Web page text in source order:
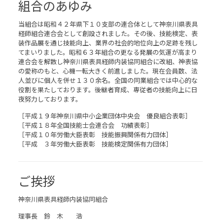
組合のあゆみ
当組合は昭和４２年県下１０支部の連合体として神奈川県表具
経師組合連合会として創設されました。その後、技能検定、表
装作品展を通じ技能向上、業界の社会的地位向上の足跡を残し
てまいりました。昭和６３年組合の更なる発展の気運が高まり
連合会を解散し神奈川県表具経師内装協同組合に改組、神表協
の愛称のもと、心機一転大きく前進しました。現在会員数、法
人並びに個人を併せ１３０余名。全国の同業組合では中心的な
役割を果たしております。後継者育成、専従者の技能向上に日
夜努力しております。
［平成１９年神奈川県中小企業団体中央会 優良組合表彰］
［平成１８年全国技能士会連合会 功績表彰］
［平成１０年労働大臣表彰 技能振興関係有力団体］
［平成 ３年労働大臣表彰 技能検定関係有力団体］
ご挨拶
神奈川県表具経師内装協同組合
理事長 鈴 木 浩